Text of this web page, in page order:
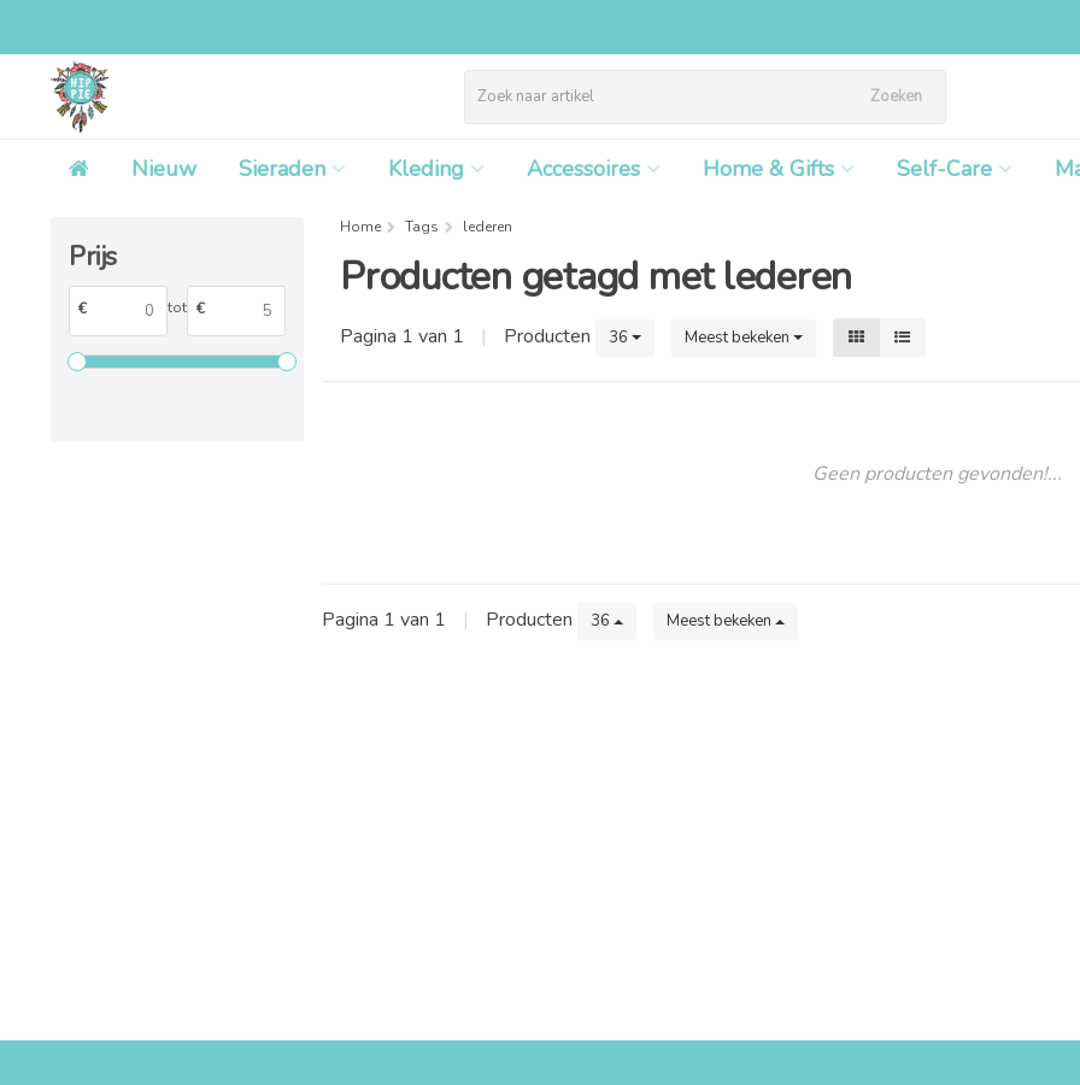
Zoeken
Nieuw Sieraden Kleding Accessoires Home & Gifts Self-Care
Prijs
€ tot €
Home Tags lederen
Producten getagd met lederen
Pagina 1 van 1 | Producten 36 Meest bekeken
Geen producten gevonden!...
Pagina 1 van 1 | Producten 36 Meest bekeken